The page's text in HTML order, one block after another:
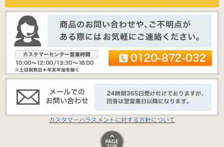
カスタマーハラスメントに対する方針について